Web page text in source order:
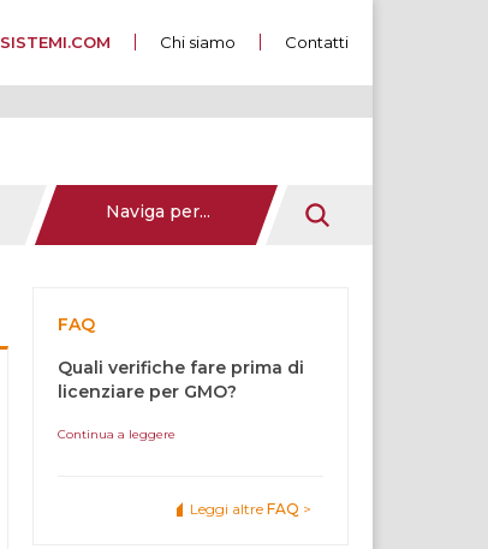
SISTEMI.COM Chi siamo Contatti
Naviga per...
FAQ
Quali verifiche fare prima di
licenziare per GMO?
Continua a leggere
Leggi altre FAQ >